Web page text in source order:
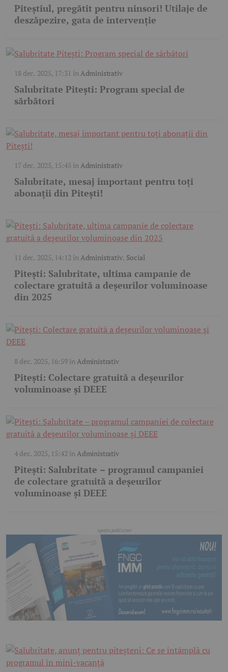
Piteștiul, pregătit pentru ninsori! Utilaje de
deszăpezire, gata de intervenție
18 dec. 2025, 17:31 în Administrativ
Salubritate Pitești: Program special de
sărbători
17 dec. 2025, 15:45 în Administrativ
Salubritate, mesaj important pentru toți
abonații din Pitești!
11 dec. 2025, 14:12 în Administrativ, Social
Pitești: Salubritate, ultima campanie de
colectare gratuită a deșeurilor voluminoase
din 2025
8 dec. 2025, 16:59în Administrativ
Pitești: Colectare gratuită a deșeurilor
voluminoase și DEEE
4 dec. 2025, 15:42 în Administrativ
Pitești: Salubritate – programul campaniei
de colectare gratuită a deșeurilor
voluminoase și DEEE